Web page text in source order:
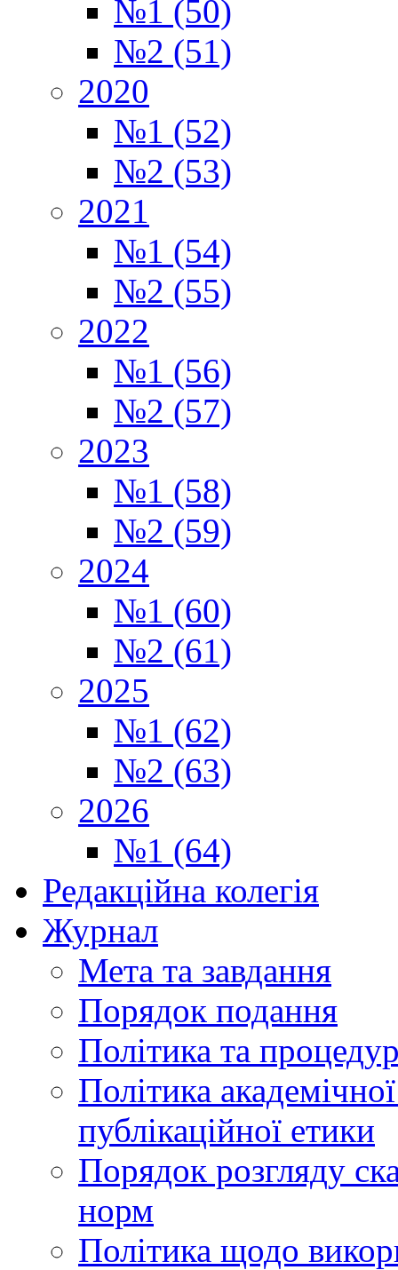
№1 (50)
№2 (51)
2020
№1 (52)
№2 (53)
2021
№1 (54)
№2 (55)
2022
№1 (56)
№2 (57)
2023
№1 (58)
№2 (59)
2024
№1 (60)
№2 (61)
2025
№1 (62)
№2 (63)
2026
№1 (64)
Редакційна колегія
Журнал
Мета та завдання
Порядок подання
Політика та
Політика
публікаційної етики
Порядок розгляду
норм
Політика щодо